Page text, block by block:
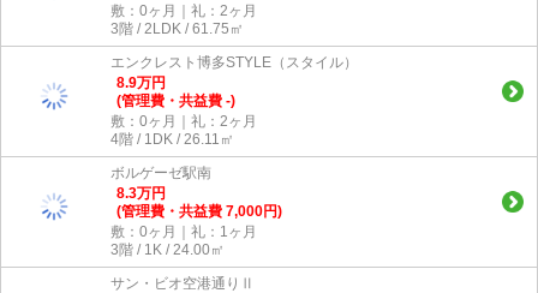
敷：0ヶ月｜礼：2ヶ月
3階 / 2LDK / 61.75㎡
エンクレスト博多STYLE（スタイル）
8.9万円
(管理費・共益費 -)
敷：0ヶ月｜礼：2ヶ月
4階 / 1DK / 26.11㎡
ボルゲーゼ駅南
8.3万円
(管理費・共益費 7,000円)
敷：0ヶ月｜礼：1ヶ月
3階 / 1K / 24.00㎡
サン・ビオ空港通りⅡ